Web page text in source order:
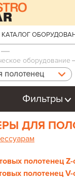
КАТАЛОГ
оборудование
полотенец
Фильтры
ДЛЯ
полотенец
полотенец